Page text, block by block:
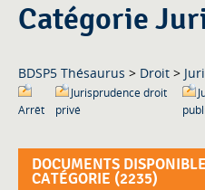
Catégorie
BDSP5 Thésaurus > Droit >
Arrêt
Jurisprudence droit
privé
DOCUMENTS
CATÉGORIE (2235)